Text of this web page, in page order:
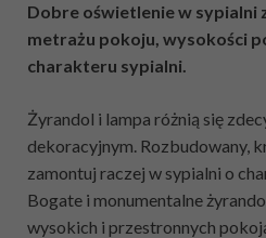
Dobre oświetlenie w sypialni
metrażu pokoju, wysokości
charakteru sypialni.
Żyrandol i lampa różnią się
dekoracyjnym. Rozbudowany,
zamontuj raczej w sypialni o
Bogate i monumentalne
wysokich i przestronnych